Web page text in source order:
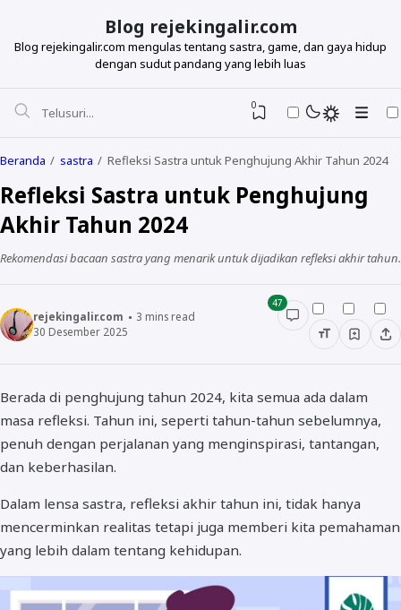
Blog rejekingalir.com
Blog rejekingalir.com mengulas tentang sastra, game, dan gaya hidup
dengan sudut pandang yang lebih luas
0
Beranda sastra Refleksi Sastra untuk Penghujung Akhir Tahun 2024
Refleksi Sastra untuk Penghujung
Akhir Tahun 2024
Rekomendasi bacaan sastra yang menarik untuk dijadikan refleksi akhir tahun.
rejekingalir.com 3 mins read
30 Desember 2025
47
Berada di penghujung tahun 2024, kita semua ada dalam
masa refleksi. Tahun ini, seperti tahun-tahun sebelumnya,
penuh dengan perjalanan yang menginspirasi, tantangan,
dan keberhasilan.
Dalam lensa sastra, refleksi akhir tahun ini, tidak hanya
mencerminkan realitas tetapi juga memberi kita pemahaman
yang lebih dalam tentang kehidupan.